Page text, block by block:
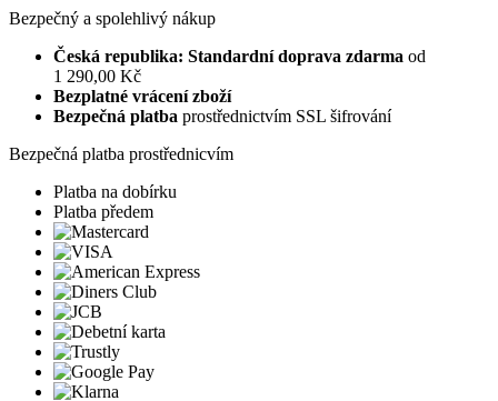
Bezpečný a spolehlivý nákup
Česká republika: Standardní doprava zdarma od
1 290,00 Kč
Bezplatné vrácení zboží
Bezpečná platba prostřednictvím SSL šifrování
Bezpečná platba prostřednicvím
Platba na dobírku
Platba předem